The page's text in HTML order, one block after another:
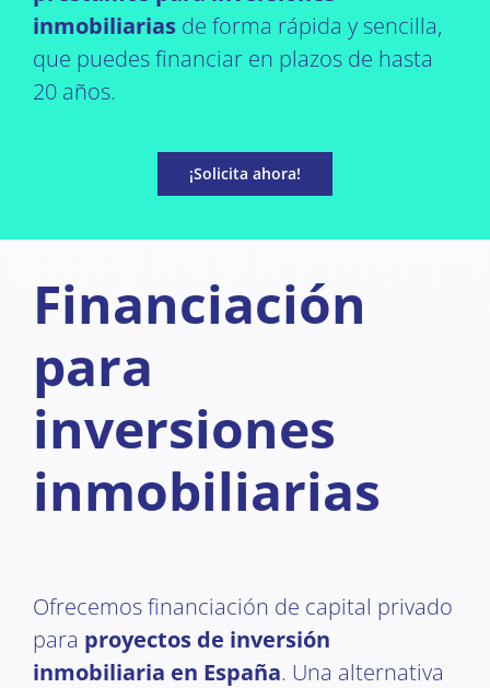
inmobiliariasde forma rápida y sencilla,
que puedes financiar en plazos de hasta
20 años.
¡Solicita ahora!
Financiación
para
inversiones
inmobiliarias
Ofrecemos financiación de capital privado
para proyectos de inversión
inmobiliaria en España. Una alternativa